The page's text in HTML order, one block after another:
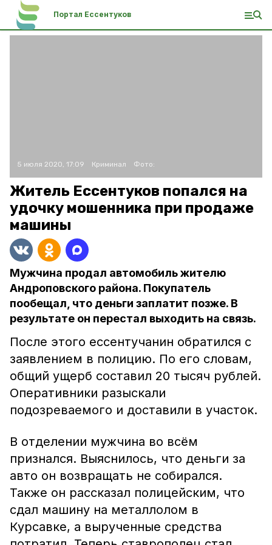
Портал Ессентуков
5 июля 2020, 17:09 Криминал Фото:
Житель Ессентуков попался на
удочку мошенника при продаже
машины
Мужчина продал автомобиль жителю
Андроповского района. Покупатель
пообещал, что деньги заплатит позже. В
результате он перестал выходить на связь.
После этого ессентучанин обратился с
заявлением в полицию. По его словам,
общий ущерб составил 20 тысяч рублей.
Оперативники разыскали
подозреваемого и доставили в участок.
В отделении мужчина во всём
признался. Выяснилось, что деньги за
авто он возвращать не собирался.
Также он рассказал полицейским, что
сдал машину на металлолом в
Курсавке, а вырученные средства